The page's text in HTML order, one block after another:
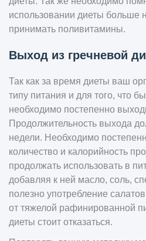
использовании диеты больше
принимать поливитамины.
Выход из гречневой
Так как за время диеты ваш
типу питания и для того, что
необходимо постепенно
Продолжительность выхода
недели. Необходимо
количество и калорийность
продолжать использовать в
добавляя к ней масло, соль,
полезно употребление
от тяжелой рафинированной
диеты стоит отказаться.